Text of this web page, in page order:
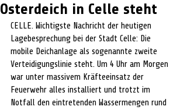
Osterdeich in Celle steht
CELLE. Wichtigste Nachricht der heutigen
Lagebesprechung bei der Stadt Celle: Die
mobile Deichanlage als sogenannte zweite
Verteidigungslinie steht. Um 4 Uhr am Morgen
war unter massivem Kräfteeinsatz der
Feuerwehr alles installiert und trotzt im
Notfall den eintretenden Wassermengen rund